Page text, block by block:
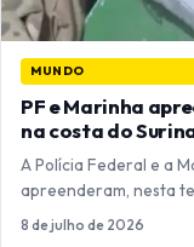
MUNDO
PF e Marinha
na costa do
A Polícia Federal e a
apreenderam, nesta
8 de julho de 2026